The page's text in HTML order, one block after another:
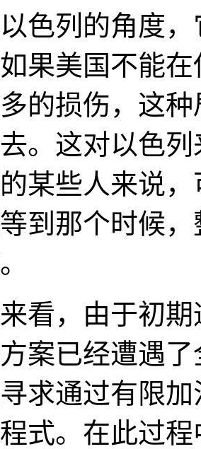
色列的角度
果美国不能
的损伤，这
。这对以色
某些人来说
到那个时候
看，由于初
案已经遭遇
求通过有限
式。在此过